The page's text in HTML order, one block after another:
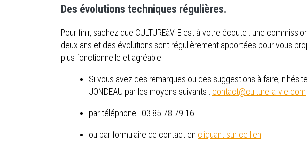
Des évolutions techniques régulières.
Pour finir, sachez que CULTUREàVIE est à votre écoute : une
deux ans et des évolutions sont régulièrement apportées pour vous
plus fonctionnelle et agréable.
Si vous avez des remarques ou des suggestions à faire,
JONDEAU par les moyens suivants : contact@culture-a-vie.com
par téléphone : 03 85 78 79 16
ou par formulaire de contact en cliquant sur ce lien.